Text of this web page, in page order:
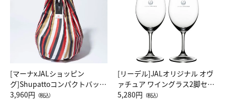
[マーナxJALショッピン
グ]Shupattoコンパクトバッグ
Drop JAL客室乗務員（LC）ス
3,960円 （税込）
[リーデル]JALオリジナル オヴ
ァチュア ワイングラス2脚セッ
ト（レッドワイン）
5,280円 （税込）